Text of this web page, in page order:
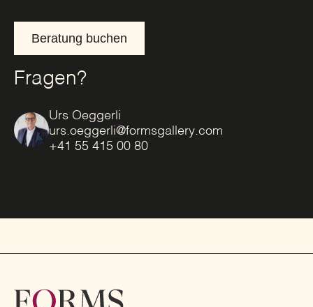
Beratung buchen
Fragen?
Urs Oeggerli
urs.oeggerli@formsgallery.com
+41 55 415 00 80